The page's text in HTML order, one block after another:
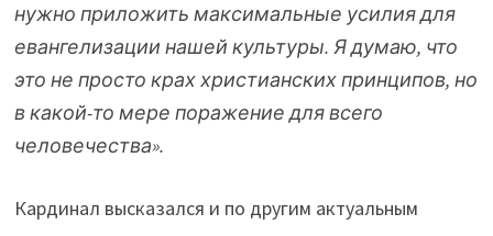
нужно приложить максимальные усилия для
евангелизации нашей культуры. Я думаю, что
это не просто крах христианских принципов, но
в какой-то мере поражение для всего
человечества».
Кардинал высказался и по другим актуальным